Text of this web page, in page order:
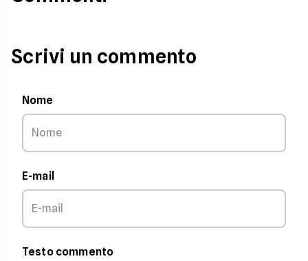
Scrivi un commento
Nome
E-mail
Testo commento